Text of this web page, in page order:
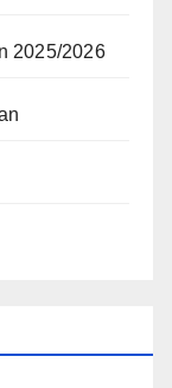
2025/2026